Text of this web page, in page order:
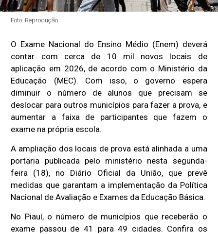
Foto: Reprodução
O Exame Nacional do Ensino Médio (Enem) deverá
contar com cerca de 10 mil novos locais de
aplicação em 2026, de acordo com o Ministério da
Educação (MEC). Com isso, o governo espera
diminuir o número de alunos que precisam se
deslocar para outros municípios para fazer a prova, e
aumentar a faixa de participantes que fazem o
exame na própria escola.
A ampliação dos locais de prova está alinhada a uma
portaria publicada pelo ministério nesta segunda-
feira (18), no Diário Oficial da União, que prevê
medidas que garantam a implementação da Política
Nacional de Avaliação e Exames da Educação Básica.
No Piauí, o número de municípios que receberão o
exame passou de 41 para 49 cidades. Confira os